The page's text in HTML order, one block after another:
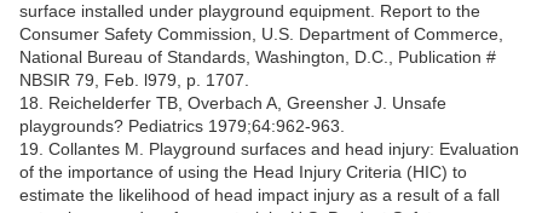
surface installed under playground equipment. Report to the
Consumer Safety Commission, U.S. Department of Commerce,
National Bureau of Standards, Washington, D.C., Publication #
NBSIR 79, Feb. l979, p. 1707.
18. Reichelderfer TB, Overbach A, Greensher J. Unsafe
playgrounds? Pediatrics 1979;64:962-963.
19. Collantes M. Playground surfaces and head injury: Evaluation
of the importance of using the Head Injury Criteria (HIC) to
estimate the likelihood of head impact injury as a result of a fall